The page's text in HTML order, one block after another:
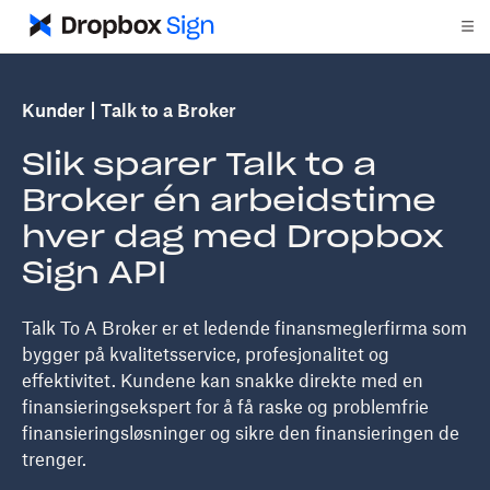
Kunder Talk to a Broker
Slik sparer Talk to a
Broker én arbeidstime
hver dag med Dropbox
Sign API
Talk To A Broker er et ledende finansmeglerfirma som
bygger på kvalitetsservice, profesjonalitet og
effektivitet. Kundene kan snakke direkte med en
finansieringsekspert for å få raske og problemfrie
finansieringsløsninger og sikre den finansieringen de
trenger.